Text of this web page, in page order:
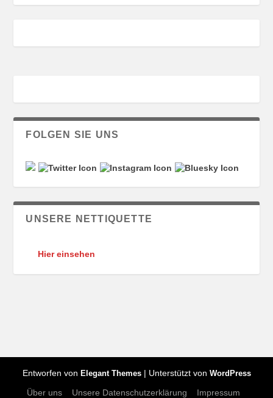
FOLGEN SIE UNS
UNSERE NETTIQUETTE
Hier einsehen
Entworfen von Elegant Themes| Unterstützt von WordPress
Über uns Unsere Datenschutzerklärung
Impressum